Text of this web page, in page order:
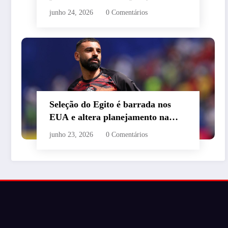
grupo C
junho 24, 2026 0 Comentários
Seleção do Egito é barrada nos
EUA e altera planejamento na
Copa
junho 23, 2026 0 Comentários